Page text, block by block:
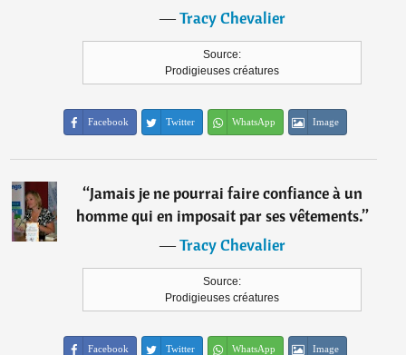
―Tracy Chevalier
Source:
Prodigieuses créatures
Facebook Twitter WhatsApp Image
“Jamais je ne pourrai faire confiance à un
homme qui en imposait par ses vêtements.”
―Tracy Chevalier
Source:
Prodigieuses créatures
Facebook Twitter WhatsApp Image